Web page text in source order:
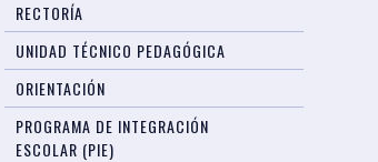
RECTORÍA
UNIDAD TÉCNICO PEDAGÓGICA
ORIENTACIÓN
PROGRAMA DE INTEGRACIÓN
ESCOLAR (PIE)